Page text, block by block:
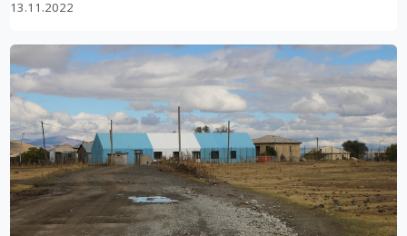
13.11.2022